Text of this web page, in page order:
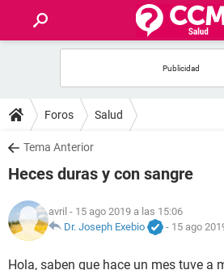
FOROS
SALUD
NUTRICIÓN
Foros Salud
Tema Anterior
Heces duras y con sangre
avril - 15 ago 2019 a las 15:06
Dr. Joseph Exebio
- 15 ago
Hola, saben que hace un mes tuve a